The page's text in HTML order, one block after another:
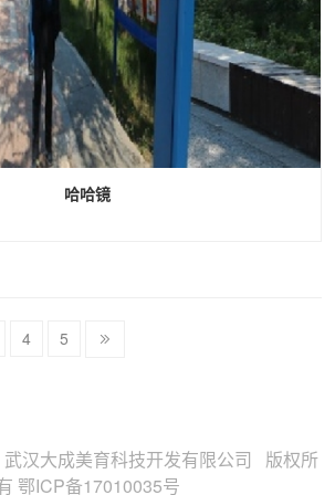
哈哈镜
4 5
汉大成美育科技开发有限公司 版权所
鄂ICP备17010035号